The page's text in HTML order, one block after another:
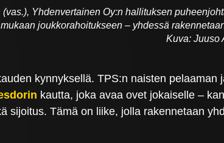
Yhdenvertainen Oy:n hallituksen
joukkorahoitukseen – yhdessä
Kuva: Juuso
kynnyksellä. TPS:n naisten
kautta, joka avaa ovet jokaiselle –
sijoitus. Tämä on liike, jolla rakennetaan